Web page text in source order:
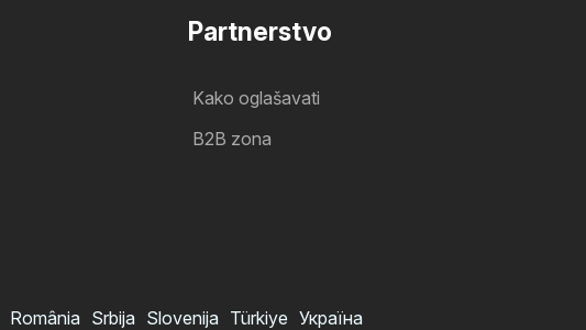
Partnerstvo
Kako oglašavati
B2B zona
România Srbija Slovenija Türkiye Україна